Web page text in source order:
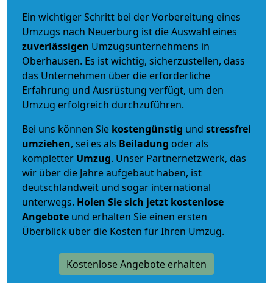
Ein wichtiger Schritt bei der Vorbereitung eines
Umzugs nach Neuerburg ist die Auswahl eines
zuverlässigen Umzugsunternehmens in
Oberhausen. Es ist wichtig, sicherzustellen, dass
das Unternehmen über die erforderliche
Erfahrung und Ausrüstung verfügt, um den
Umzug erfolgreich durchzuführen.
Bei uns können Sie kostengünstig und stressfrei
umziehen, sei es als Beiladung oder als
kompletter Umzug. Unser Partnernetzwerk, das
wir über die Jahre aufgebaut haben, ist
deutschlandweit und sogar international
unterwegs. Holen Sie sich jetzt kostenlose
Angebote und erhalten Sie einen ersten
Überblick über die Kosten für Ihren Umzug.
Kostenlose Angebote erhalten